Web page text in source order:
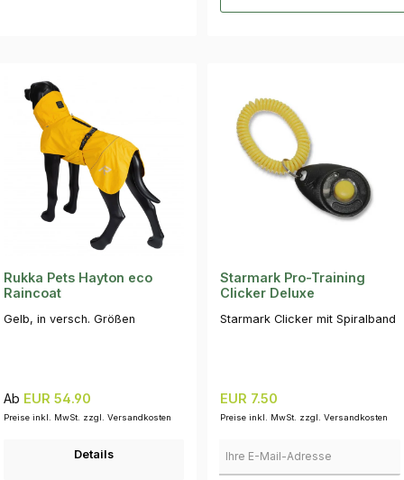
Rukka Pets Hayton eco
Raincoat
Gelb, in versch. Größen
Regulärer Preis:
Ab EUR 54.90
Preise inkl. MwSt. zzgl. Versandkosten
Details
Starmark Pro-Training
Clicker Deluxe
Starmark Clicker mit Spiralband
Regulärer Preis:
EUR 7.50
Preise inkl. MwSt. zzgl. Versandkosten